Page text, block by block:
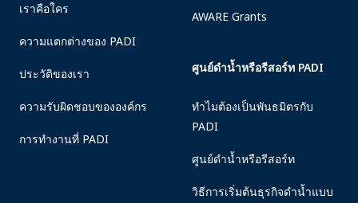
เราคือใคร
ความแตกต่างของ PADI
ประวัติของเรา
ความรับผิดชอบขององค์กร
การทำงานที่ PADI
AWARE Grants
ศูนย์ดำน้ำหรือรีสอร์ท PADI
ทำไมต้องเป็นพันธมิตรกับ
PADI
ศูนย์ดำน้ำหรือรีสอร์ท
วิธีการเริ่มต้นธุรกิจดำน้ำแบบ